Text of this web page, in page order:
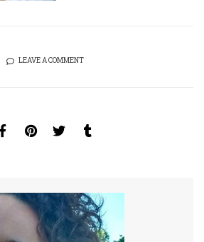
LEAVE A COMMENT